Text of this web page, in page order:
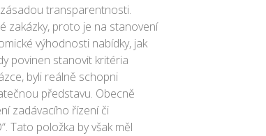
transparentnosti.
zakázky, proto je na stanovení
výhodnosti nabídky, jak
povinen stanovit kritéria
byli reálně schopni
představu. Obecně
zadávacího řízení či
Tato položka by však měl